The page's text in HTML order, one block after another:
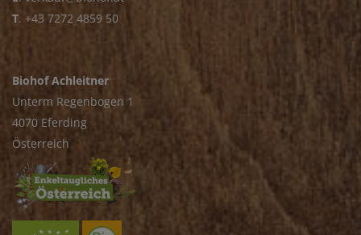
T. +43 7272 4859 50
Biohof Achleitner
Unterm Regenbogen 1
4070 Eferding
Österreich